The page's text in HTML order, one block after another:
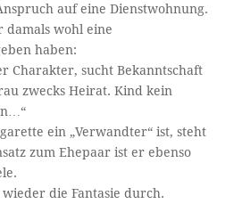
auf eine Dienstwohnung.
damals wohl eine
haben:
Charakter, sucht Bekanntschaft
zwecks Heirat. Kind kein
ein „Verwandter“ ist, steht
zum Ehepaar ist er ebenso
die Fantasie durch.